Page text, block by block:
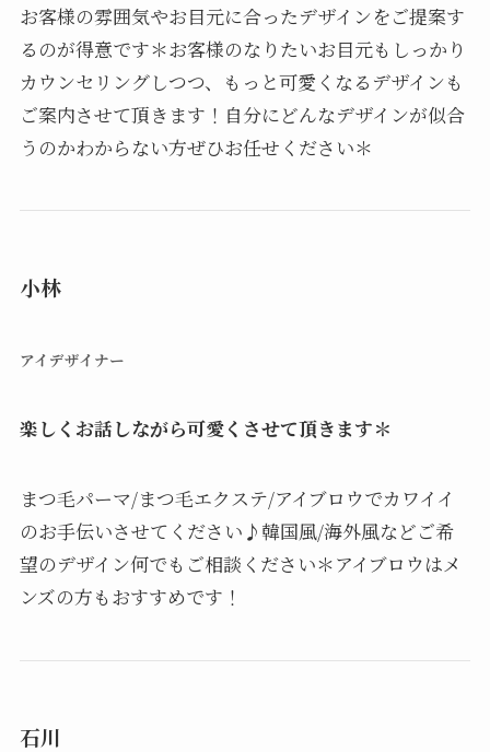
お客様の雰囲気やお目元に合ったデザインをご提案す
るのが得意です＊お客様のなりたいお目元もしっかり
カウンセリングしつつ、もっと可愛くなるデザインも
ご案内させて頂きます！自分にどんなデザインが似合
うのかわからない方ぜひお任せください＊
小林
アイデザイナー
楽しくお話しながら可愛くさせて頂きます＊
まつ毛パーマ/まつ毛エクステ/アイブロウでカワイイ
のお手伝いさせてください♪韓国風/海外風などご希
望のデザイン何でもご相談ください＊アイブロウはメ
ンズの方もおすすめです！
石川